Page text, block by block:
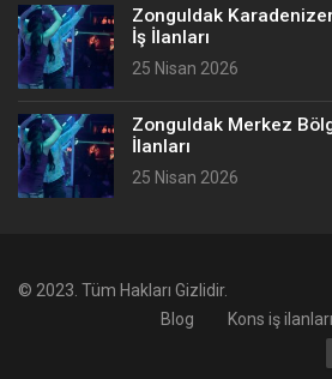
Zonguldak
İş İlanları
25 Nisan 2026
Zonguldak Merkez
İlanları
25 Nisan 2026
© 2023. Tüm Hakları Gizlidir.
Blog
Kons iş ilanları